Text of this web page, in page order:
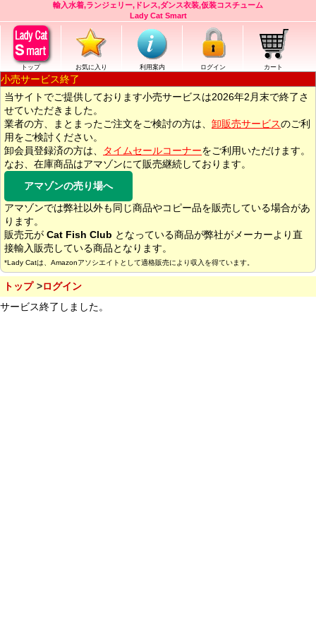
輸入水着,ランジェリー,ドレス,ダンス衣装,仮装コスチューム
Lady Cat Smart
トップ お気に入り 利用案内 ログイン カート
小売サービス終了
当サイトでご提供しております小売サービスは2026年2月末で終了さ
せていただきました。
業者の方、まとまったご注文をご検討の方は、 卸販売サービスのご利
用をご検討ください。
卸会員登録済の方は、
タイムセールコーナーをご利用いただけます。
なお、在庫商品はアマゾンにて販売継続しております。
アマゾンの売り場へ
アマゾンでは弊社以外も同じ商品やコピー品を販売している場合があ
ります。
販売元が Cat Fish Club となっている商品が弊社がメーカーより直
接輸入販売している商品となります。
*Lady Catは、Amazonアソシエイトとして適格販売により収入を得ています。
トップ
ログイン
サービス終了しました。